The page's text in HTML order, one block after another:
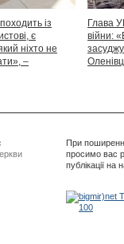
із
є
ніхто не
–
Глава
війни:
При
просимо вас
публікації на